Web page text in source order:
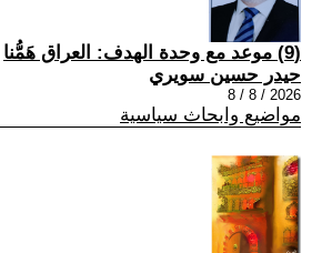
(9) موعد مع وحدة الهدف: العراق هَمُّنا
حيدر حسين سويري
2026 / 8 / 8
مواضيع وابحاث سياسية